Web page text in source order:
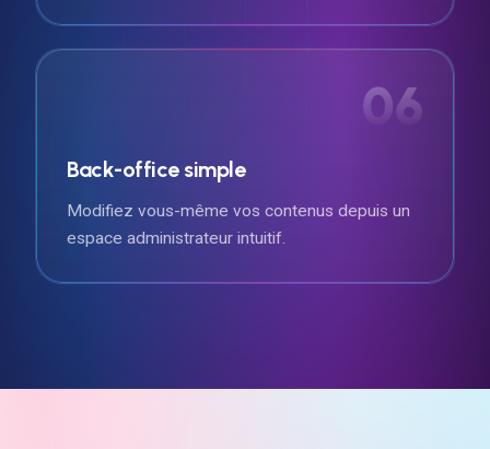
06
Back-office simple
Modifiez vous-même vos contenus depuis un
espace administrateur intuitif.